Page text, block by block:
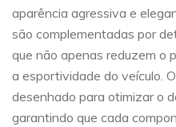
aparência agressiva e
são complementadas por
que não apenas reduzem o
a esportividade do veículo.
desenhado para otimizar o
garantindo que cada